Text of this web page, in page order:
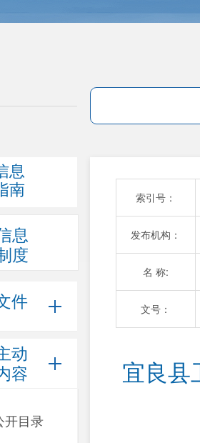
息
南
息
度
件
动
容
开目录
索引号：
发布机构：
名 称:
文号：
宜良县